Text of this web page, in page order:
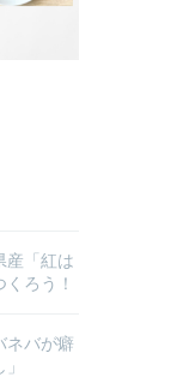
産「紅は
ろう！
ネバが癖